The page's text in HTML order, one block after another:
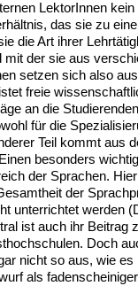
LektorInnen
das sie zu
die Art ihrer
der sie aus
setzen sich also
freie
an die
für die
Teil kommt aus
besonders
der Sprachen.
der
unterrichtet werden
ist auch ihr Beitrag
Doch
nicht so aus, wie es
als